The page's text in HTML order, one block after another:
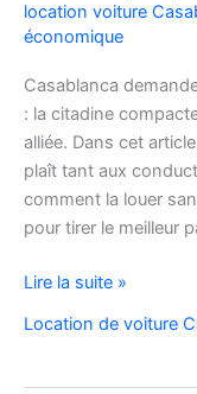
location voiture
économique
Casablanca
: la citadine
alliée. Dans cet
plaît tant aux
comment la louer
pour tirer le meilleur
louez
Lire la suite »
Location de voiture